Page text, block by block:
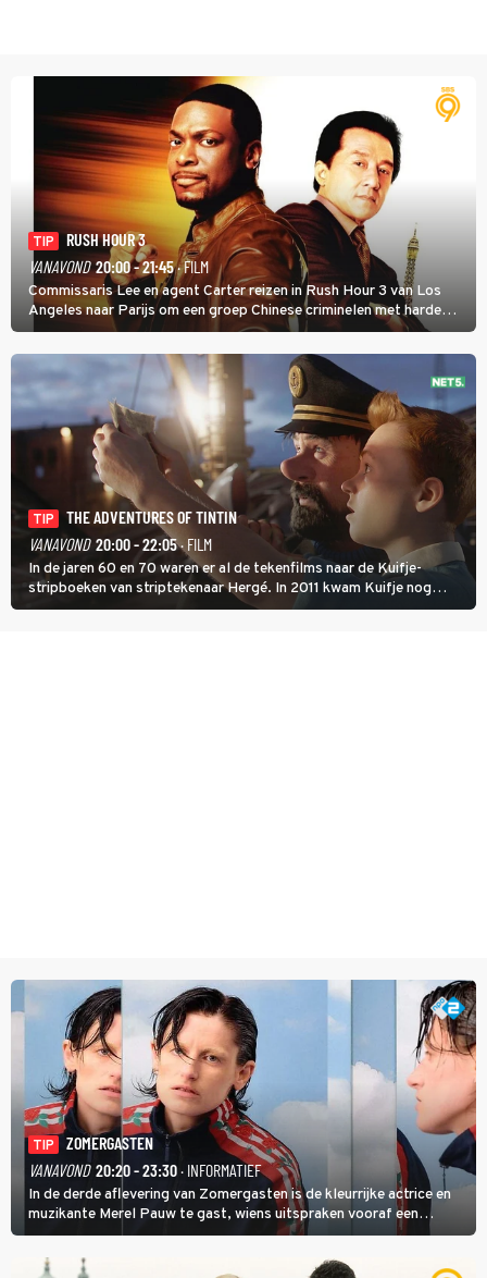
TIP
RUSH HOUR 3
VANAVOND 20:00 - 21:45· FILM
Commissaris Lee en agent Carter reizen in Rush Hour 3 van Los
Angeles naar Parijs om een groep Chinese criminelen met harde
hand aan te pakken.
TIP
THE ADVENTURES OF TINTIN
VANAVOND 20:00 - 22:05· FILM
In de jaren 60 en 70 waren er al de tekenfilms naar de Kuifje-
stripboeken van striptekenaar Hergé. In 2011 kwam Kuifje nog
meer tot leven in The Adventures of Tintin van Steven Spielberg.
TIP
ZOMERGASTEN
VANAVOND 20:20 - 23:30· INFORMATIEF
In de derde aflevering van Zomergasten is de kleurrijke actrice en
muzikante Merel Pauw te gast, wiens uitspraken vooraf een
boeiende avond beloven: 'Mijn ideale televisieavond is zoals mijn
identiteit: grenzeloos, absurd en vol angsten'.